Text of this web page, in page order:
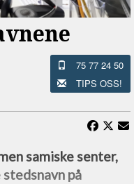
75 77 24 50
TIPS OSS!
samiske senter,
på